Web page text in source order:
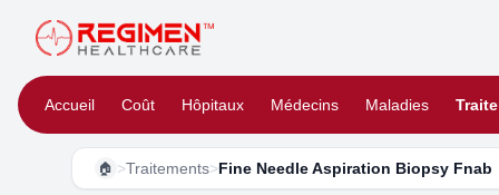
Accueil Coût Hôpitaux Médecins Maladies
🏠 >Traitements>Fine Needle Aspiration Biopsy Fnab